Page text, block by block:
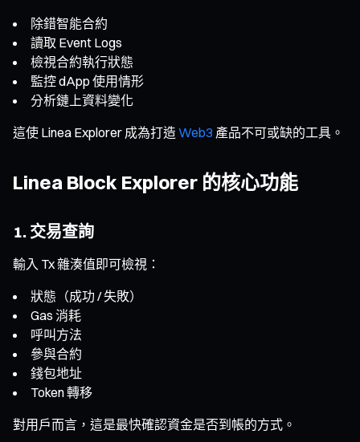
除錯智能合約
讀取 Event Logs
檢視合約執行狀態
監控 dApp 使用情形
分析鏈上資料變化
這使 Linea Explorer 成為打造 Web3 產品不可或缺的工具。
Linea Block Explorer 的核心功能
1. 交易查詢
輸入 Tx 雜湊值即可檢視：
狀態（成功 / 失敗）
Gas 消耗
呼叫方法
參與合約
錢包地址
Token 轉移
對用戶而言，這是最快確認資金是否到帳的方式。